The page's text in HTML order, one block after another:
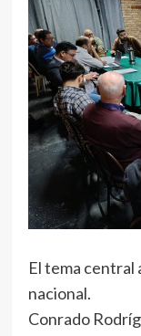
El tema
nacional.
Conrado